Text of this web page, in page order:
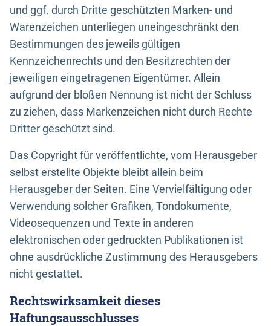
und ggf. durch Dritte geschützten Marken- und
Warenzeichen unterliegen uneingeschränkt den
Bestimmungen des jeweils gültigen
Kennzeichenrechts und den Besitzrechten der
jeweiligen eingetragenen Eigentümer. Allein
aufgrund der bloßen Nennung ist nicht der Schluss
zu ziehen, dass Markenzeichen nicht durch Rechte
Dritter geschützt sind.
Das Copyright für veröffentlichte, vom Herausgeber
selbst erstellte Objekte bleibt allein beim
Herausgeber der Seiten. Eine Vervielfältigung oder
Verwendung solcher Grafiken, Tondokumente,
Videosequenzen und Texte in anderen
elektronischen oder gedruckten Publikationen ist
ohne ausdrückliche Zustimmung des Herausgebers
nicht gestattet.
Rechtswirksamkeit dieses
Haftungsausschlusses